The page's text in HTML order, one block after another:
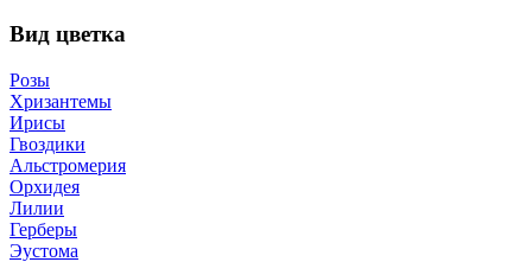
Вид цветка
Розы
Хризантемы
Ирисы
Гвоздики
Альстромерия
Орхидея
Лилии
Герберы
Эустома